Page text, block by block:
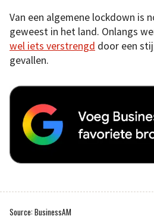
Van een algemene lockdown is
geweest in het land. Onlangs
wel iets verstrengd door een
gevallen.
Source: BusinessAM